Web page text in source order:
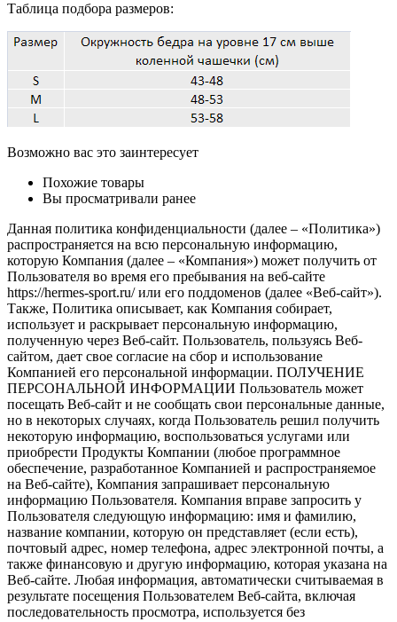
Таблица подбора размеров:
Возможно вас это заинтересует
Похожие товары
Вы просматривали ранее
Данная политика конфиденциальности (далее – «Политика»)
распространяется на всю персональную информацию,
которую Компания (далее – «Компания») может получить от
Пользователя во время его пребывания на веб-сайте
https://hermes-sport.ru/ или его поддоменов (далее «Веб-сайт»).
Также, Политика описывает, как Компания собирает,
использует и раскрывает персональную информацию,
полученную через Веб-сайт. Пользователь, пользуясь Веб-
сайтом, дает свое согласие на сбор и использование
Компанией его персональной информации. ПОЛУЧЕНИЕ
ПЕРСОНАЛЬНОЙ ИНФОРМАЦИИ Пользователь может
посещать Веб-сайт и не сообщать свои персональные данные,
но в некоторых случаях, когда Пользователь решил получить
некоторую информацию, воспользоваться услугами или
приобрести Продукты Компании (любое программное
обеспечение, разработанное Компанией и распространяемое
на Веб-сайте), Компания запрашивает персональную
информацию Пользователя. Компания вправе запросить у
Пользователя следующую информацию: имя и фамилию,
название компании, которую он представляет (если есть),
почтовый адрес, номер телефона, адрес электронной почты, а
также финансовую и другую информацию, которая указана на
Веб-сайте. Любая информация, автоматически считываемая в
результате посещения Пользователем Веб-сайта, включая
последовательность просмотра, используется без